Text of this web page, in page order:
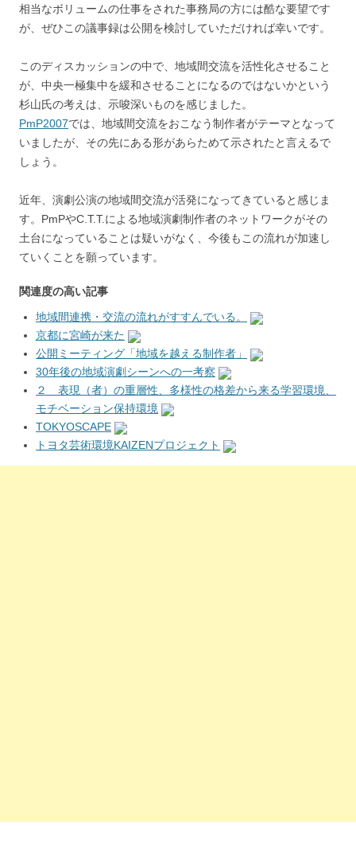
相当なボリュームの仕事をされた事務局の方には酷な要望です
が、ぜひこの議事録は公開を検討していただければ幸いです。
このディスカッションの中で、地域間交流を活性化させること
が、中央一極集中を緩和させることになるのではないかという
杉山氏の考えは、示唆深いものを感じました。
PmP2007では、地域間交流をおこなう制作者がテーマとなって
いましたが、その先にある形があらためて示されたと言えるで
しょう。
近年、演劇公演の地域間交流が活発になってきていると感じま
す。PmPやC.T.T.による地域演劇制作者のネットワークがその
土台になっていることは疑いがなく、今後もこの流れが加速し
ていくことを願っています。
関連度の高い記事
地域間連携・交流の流れがすすんでいる。
京都に宮崎が来た
公開ミーティング「地域を越える制作者」
30年後の地域演劇シーンへの一考察
２ 表現（者）の重層性、多様性の格差から来る学習環境、
モチベーション保持環境
TOKYOSCAPE
トヨタ芸術環境KAIZENプロジェクト